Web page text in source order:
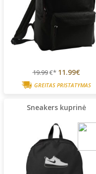
19.99€* 11.99€
GREITAS PRISTATYMAS
Sneakers kuprinė